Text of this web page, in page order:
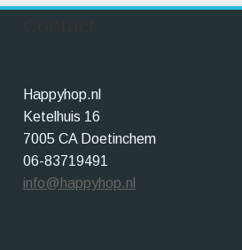
Happyhop.nl
Ketelhuis 16
7005 CA Doetinchem
06-83719491
info@happyhop.nl